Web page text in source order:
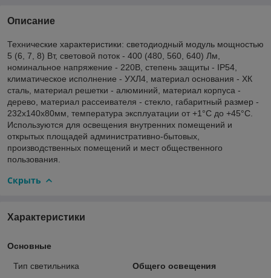
Описание
Технические характеристики: светодиодный модуль мощностью
5 (6, 7, 8) Вт, световой поток - 400 (480, 560, 640) Лм,
номинальное напряжение - 220В, cтепень защиты - IP54,
климатическое исполнение - УХЛ4, материал основания - ХК
сталь, материал решетки - алюминий, материал корпуса -
дерево, материал рассеивателя - стекло, габаритный размер -
232х140х80мм, температура эксплуатации от +1°С до +45°С.
Используются для освещения внутренних помещений и
открытых площадей административно-бытовых,
производственных помещений и мест общественного
пользования.
Скрыть
Характеристики
Основные
Тип светильника
Общего освещения